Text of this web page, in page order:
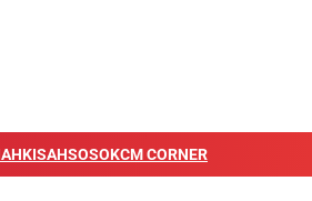
KISAHSOSOKCM CORNER